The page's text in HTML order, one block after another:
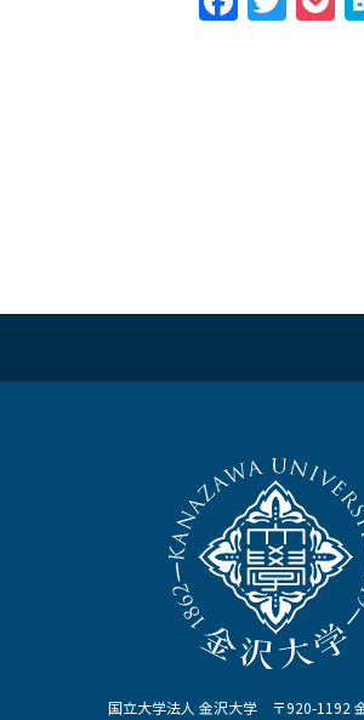
国立大学法人 金沢大学 〒920-1192